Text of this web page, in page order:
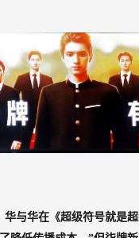
华与华在《超级符号就是超